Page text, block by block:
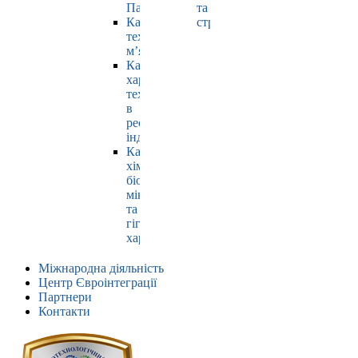
Павлюк
Кафедра
технології
м’яса
Кафедра
харчових
технологій
в
ресторанній
індустрії
Кафедра
хімії,
біохімії,
мікробіології
та
гігієни
харчування
та
страхування
Міжнародна діяльність
Центр Євроінтеграції
Партнери
Контакти